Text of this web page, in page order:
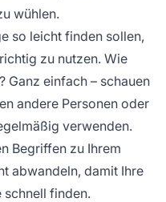
wühlen.
so leicht finden sollen,
zu nutzen. Wie
Ganz einfach – schauen
andere Personen oder
verwenden.
Begriffen zu Ihrem
abwandeln, damit Ihre
schnell finden.